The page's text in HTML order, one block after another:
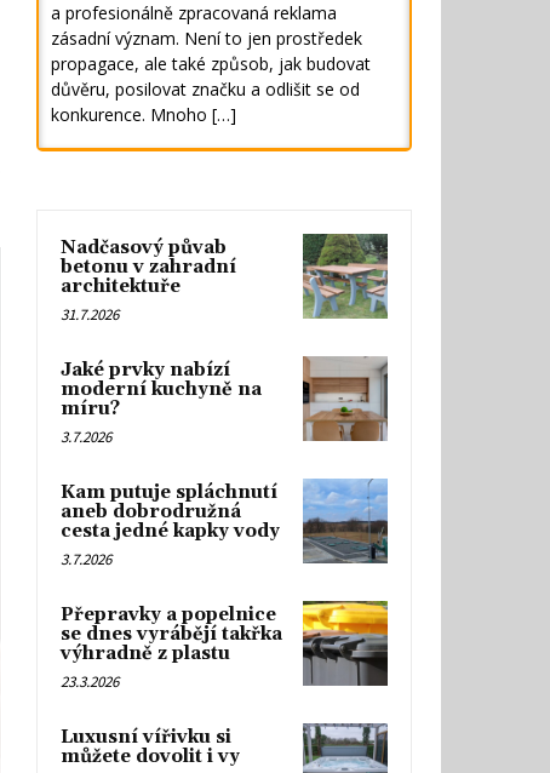
a profesionálně zpracovaná reklama
zásadní význam. Není to jen prostředek
propagace, ale také způsob, jak budovat
důvěru, posilovat značku a odlišit se od
konkurence. Mnoho […]
Nadčasový půvab
betonu v zahradní
architektuře
31.7.2026
Jaké prvky nabízí
moderní kuchyně na
míru?
3.7.2026
Kam putuje spláchnutí
aneb dobrodružná
cesta jedné kapky vody
3.7.2026
Přepravky a popelnice
se dnes vyrábějí takřka
výhradně z plastu
23.3.2026
Luxusní vířivku si
můžete dovolit i vy